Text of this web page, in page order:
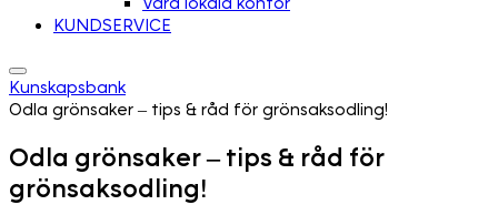
KUNDSERVICE
Kunskapsbank
Odla grönsaker – tips & råd för grönsaksodling!
Odla grönsaker – tips & råd för
grönsaksodling!